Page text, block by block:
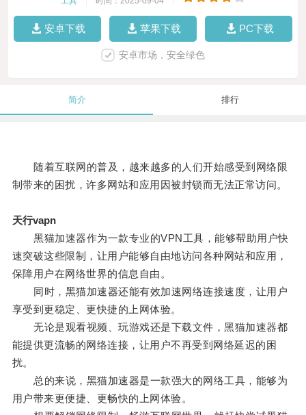
安卓下载 苹果下载 PC下载
安卓市场，安全绿色
简介 排行
随着互联网的普及，越来越多的人们开始感受到网络限
制带来的困扰，许多网站和应用因被封锁而无法正常访问。
天行vapn
黑猫加速器作为一款专业的VPN工具，能够帮助用户快
速突破这些限制，让用户能够自由地访问各种网站和应用，
保障用户在网络世界的信息自由。
同时，黑猫加速器还能有效加速网络连接速度，让用户
享受到更稳定、更快捷的上网体验。
无论是观看视频、玩游戏还是下载文件，黑猫加速器都
能提供更流畅的网络连接，让用户不再受到网络延迟的困
扰。
总的来说，黑猫加速器是一款强大的网络工具，能够为
用户带来更便捷、更畅快的上网体验。